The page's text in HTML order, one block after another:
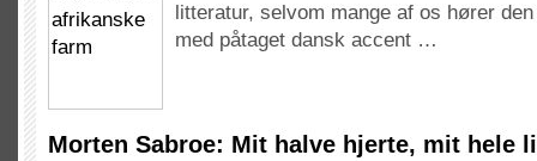
litteratur, selvom mange af os hører
med påtaget dansk accent …
Morten Sabroe: Mit halve hjerte, mit hele